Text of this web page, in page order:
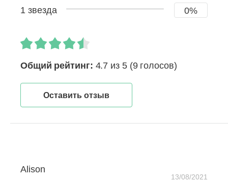
1 звезда 0%
Общий рейтинг: 4.7 из 5 (9 голосов)
Оставить отзыв
Alison
13/08/2021